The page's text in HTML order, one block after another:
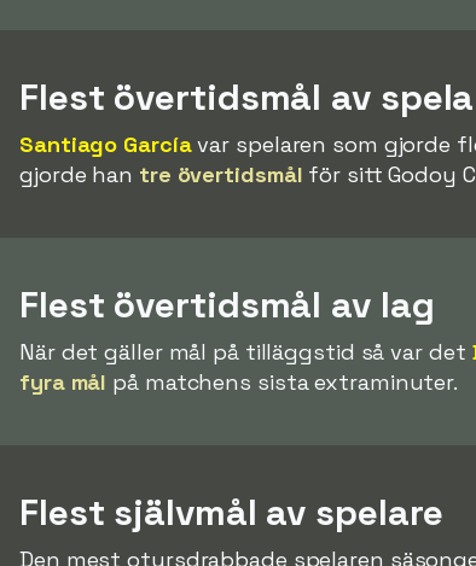
Flest övertidsmål av
Santiago Garcíavar spelaren som gjorde
gjorde han tre övertidsmål för sitt Godoy
Flest övertidsmål av lag
När det gäller mål på tilläggstid så var det
fyra mål på matchens sista extraminuter.
Flest självmål av spelare
Den mest otursdrabbade spelaren